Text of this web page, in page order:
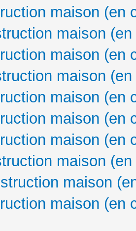
maison (en
maison
maison (en
maison
maison (en
maison (en
maison (en
maison
maison
maison (en